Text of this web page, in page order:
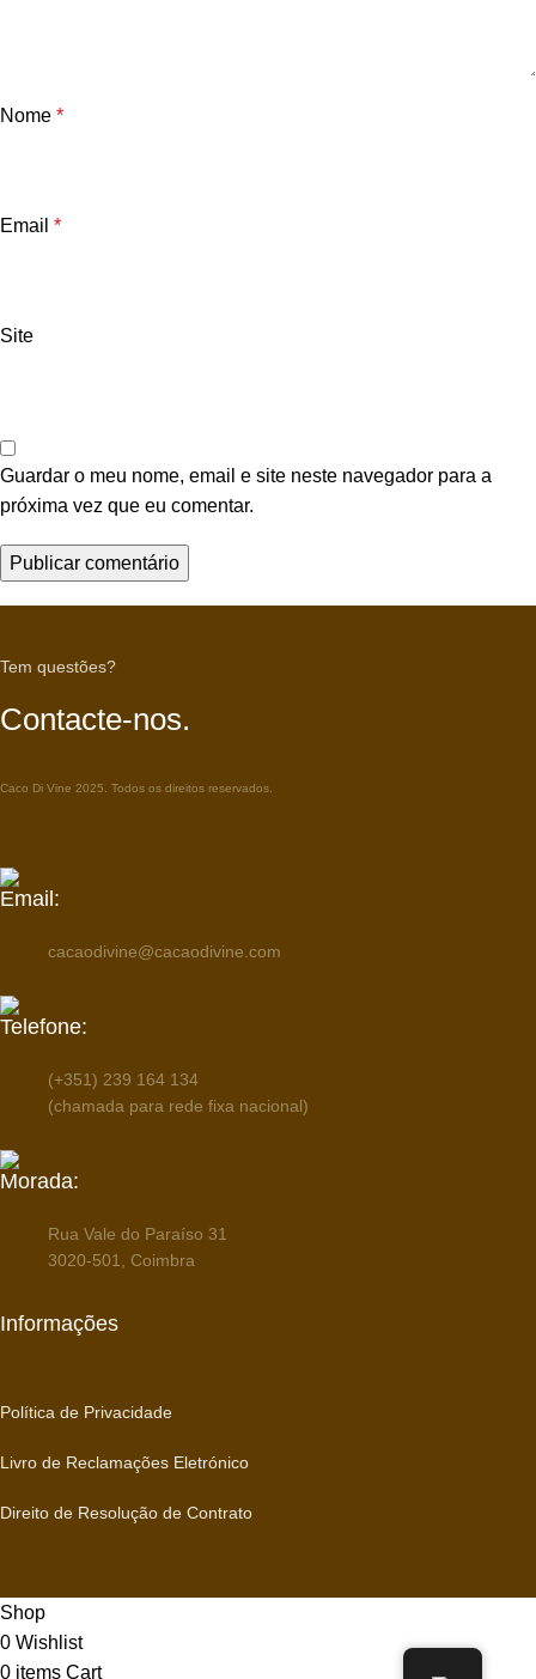
Nome *
Email *
Site
Guardar o meu nome, email e site neste navegador para a
próxima vez que eu comentar.
Tem questões?
Contacte-nos.
Caco Di Vine 2025. Todos os direitos reservados.
Email:
cacaodivine@cacaodivine.com
Telefone:
(+351) 239 164 134
(chamada para rede fixa nacional)
Morada:
Rua Vale do Paraíso 31
3020-501, Coimbra
Informações
Política de Privacidade
Livro de Reclamações Eletrónico
Direito de Resolução de Contrato
Shop
0 Wishlist
0 items Cart